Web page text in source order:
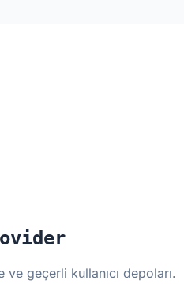
ve geçerli kullanıcı depoları.